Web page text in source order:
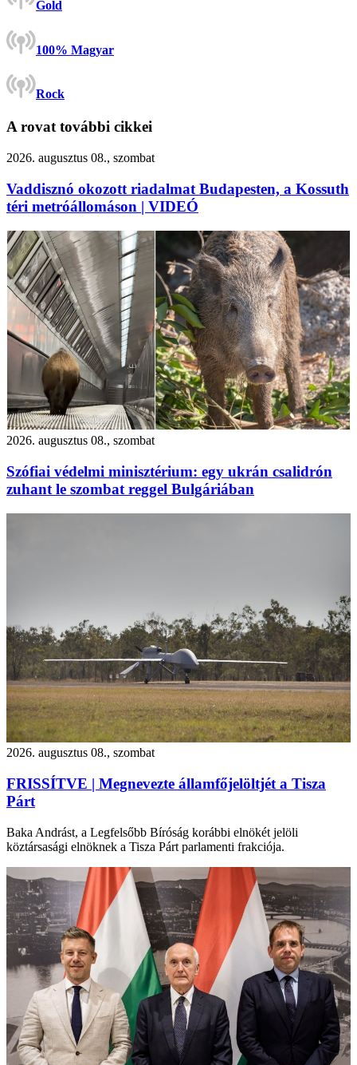
Gold
100% Magyar
Rock
A rovat további cikkei
2026. augusztus 08., szombat
Vaddisznó okozott riadalmat Budapesten, a Kossuth
téri metróállomáson | VIDEÓ
2026. augusztus 08., szombat
Szófiai védelmi minisztérium: egy ukrán csalidrón
zuhant le szombat reggel Bulgáriában
2026. augusztus 08., szombat
FRISSÍTVE | Megnevezte államfőjelöltjét a Tisza
Párt
Baka Andrást, a Legfelsőbb Bíróság korábbi elnökét jelöli
köztársasági elnöknek a Tisza Párt parlamenti frakciója.